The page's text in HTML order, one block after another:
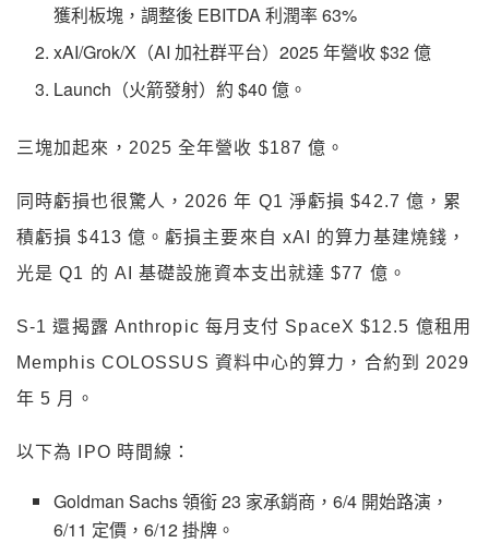
獲利板塊，調整後 EBITDA 利潤率 63%
xAI/Grok/X（AI 加社群平台）2025 年營收 $32 億
Launch（火箭發射）約 $40 億。
三塊加起來，2025 全年營收 $187 億。
同時虧損也很驚人，2026 年 Q1 淨虧損 $42.7 億，累
積虧損 $413 億。虧損主要來自 xAI 的算力基建燒錢，
光是 Q1 的 AI 基礎設施資本支出就達 $77 億。
S-1 還揭露 Anthropic 每月支付 SpaceX $12.5 億租用
Memphis COLOSSUS 資料中心的算力，合約到 2029
年 5 月。
以下為 IPO 時間線：
Goldman Sachs 領銜 23 家承銷商，6/4 開始路演，
6/11 定價，6/12 掛牌。